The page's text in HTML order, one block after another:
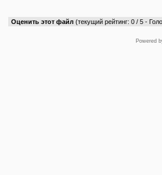
Оценить этот файл (текущий рейтинг: 0 / 5 -
Powered